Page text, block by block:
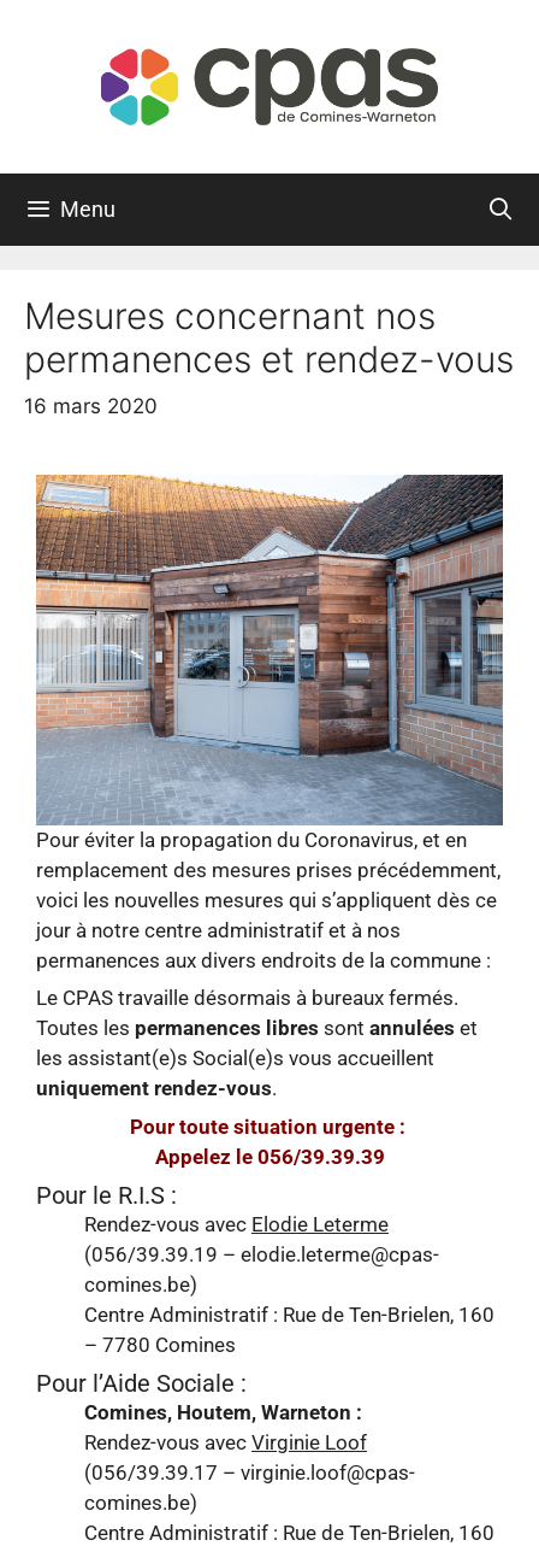
Menu
Mesures concernant nos
permanences et rendez-vous
16 mars 2020
Pour éviter la propagation du Coronavirus, et en
remplacement des mesures prises précédemment,
voici les nouvelles mesures qui s’appliquent dès ce
jour à notre centre administratif et à nos
permanences aux divers endroits de la commune :
Le CPAS travaille désormais à bureaux fermés.
Toutes les permanences libres sont annulées et
les assistant(e)s Social(e)s vous accueillent
uniquement rendez-vous.
Pour toute situation urgente :
Appelez le 056/39.39.39
Pour le R.I.S :
Rendez-vous avec Elodie Leterme
(056/39.39.19 – elodie.leterme@cpas-
comines.be)
Centre Administratif : Rue de Ten-Brielen, 160
– 7780 Comines
Pour l’Aide Sociale :
Comines, Houtem, Warneton :
Rendez-vous avec Virginie Loof
(056/39.39.17 – virginie.loof@cpas-
comines.be)
Centre Administratif : Rue de Ten-Brielen, 160